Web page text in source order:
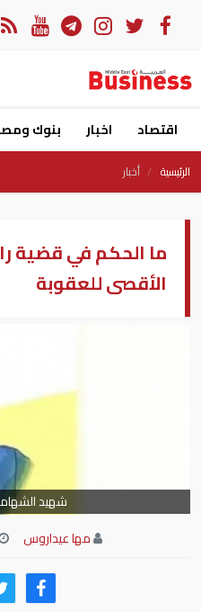
اقتصاد اخبار بنوك
الرئيسية أخبار
الأقصى للعقوبة
شهيد
مها عيداروس